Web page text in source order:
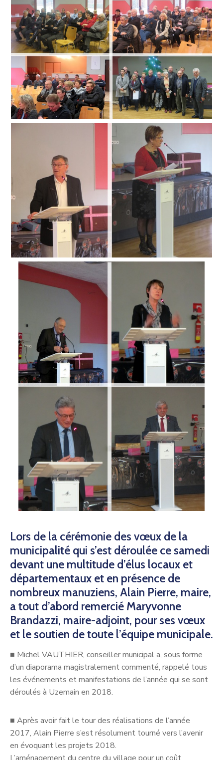
Lors de la cérémonie des vœux de la
municipalité qui s’est déroulée ce samedi
devant une multitude d’élus locaux et
départementaux et en présence de
nombreux manuziens, Alain Pierre, maire,
a tout d’abord remercié Maryvonne
Brandazzi, maire-adjoint, pour ses vœux
et le soutien de toute l’équipe municipale.
■ Michel VAUTHIER, conseiller municipal a, sous forme
d’un diaporama magistralement commenté, rappelé tous
les événements et manifestations de l’année qui se sont
déroulés à Uzemain en 2018.
■ Après avoir fait le tour des réalisations de l’année
2017, Alain Pierre s’est résolument tourné vers l’avenir
en évoquant les projets 2018.